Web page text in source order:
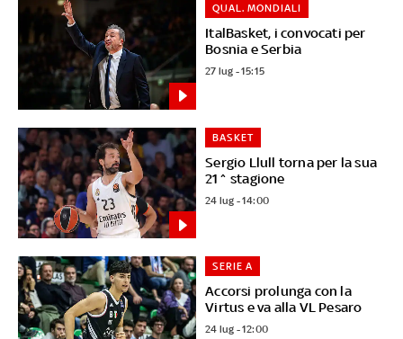
ItalBasket, i convocati per
Bosnia e Serbia
QUAL. MONDIALI
27 lug - 15:15
Sergio Llull torna per la sua
21^ stagione
BASKET
24 lug - 14:00
Accorsi prolunga con la
Virtus e va alla VL Pesaro
SERIE A
24 lug - 12:00